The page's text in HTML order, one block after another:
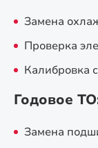
Замена
Проверка
Калибровка
Годовое
Замена